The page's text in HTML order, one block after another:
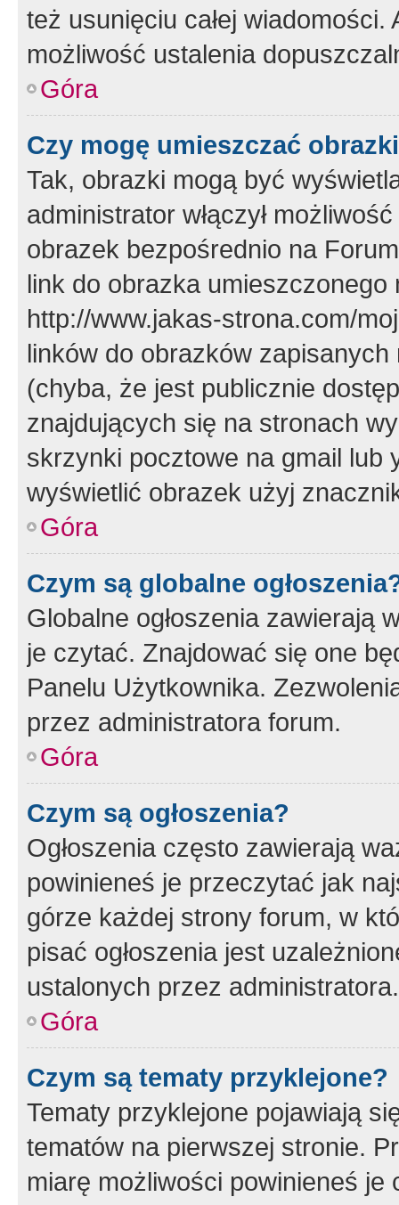
też usunięciu całej
możliwość ustalenia
Góra
Czy mogę umieszczać
Tak, obrazki mogą być
administrator włączył
obrazek bezpośrednio na
link do obrazka
http://www.jakas-strona.com/
linków do obrazków
(chyba, że jest publicznie
znajdujących się na stronach
skrzynki pocztowe na gmail lub
wyświetlić obrazek użyj
Góra
Czym są globalne
Globalne ogłoszenia zawierają
je czytać. Znajdować się one
Panelu Użytkownika.
przez administratora forum.
Góra
Czym są ogłoszenia?
Ogłoszenia często zawierają
powinieneś je przeczytać jak
górze każdej strony forum, w
pisać ogłoszenia jest
ustalonych przez administratora.
Góra
Czym są tematy przyklejone?
Tematy przyklejone pojawiają
tematów na pierwszej stronie.
miarę możliwości powinieneś je